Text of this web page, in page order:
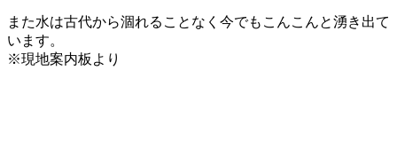
また水は古代から涸れることなく今でもこんこんと湧き出て
います。
※現地案内板より